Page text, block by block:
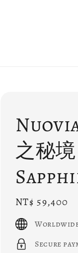
之秘
Regular
price
NT$ 59,400
Secure